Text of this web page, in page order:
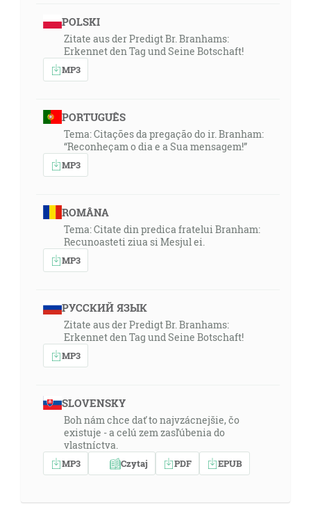
POLSKI
Zitate aus der Predigt Br. Branhams:
Erkennet den Tag und Seine Botschaft!
MP3
PORTUGUÊS
Tema: Citações da pregação do ir. Branham:
“Reconheçam o dia e a Sua mensagem!”
MP3
ROMÂNA
Tema: Citate din predica fratelui Branham:
Recunoasteti ziua si Mesjul ei.
MP3
РУССКИЙ ЯЗЫК
Zitate aus der Predigt Br. Branhams:
Erkennet den Tag und Seine Botschaft!
MP3
SLOVENSKY
Boh nám chce dať to najvzácnejšie, čo
existuje - a celú zem zasľúbenia do
vlastníctva.
MP3 Czytaj PDF EPUB